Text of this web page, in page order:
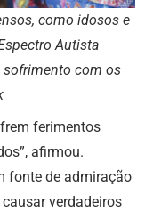
como idosos e
Autista
sofrimento com os
ferimentos
afirmou.
fonte de admiração
verdadeiros